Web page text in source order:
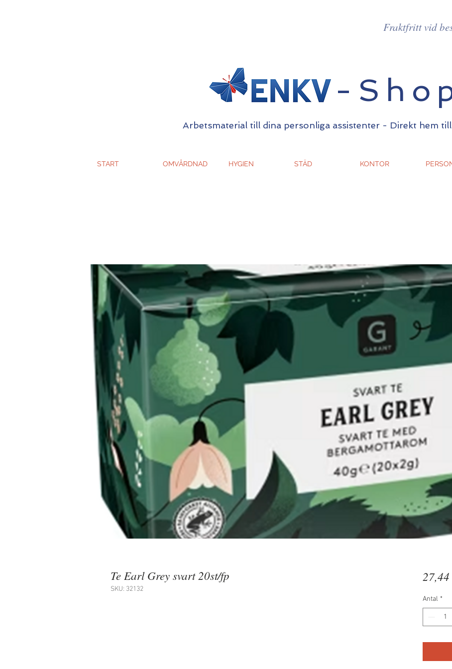
Fraktfritt vid
-
Arbetsmaterial till dina personliga assistenter - Direkt hem
START OMVÅRDNAD HYGIEN STÄD KONTOR
Te Earl Grey svart 20st/fp
SKU: 32132
Antal *